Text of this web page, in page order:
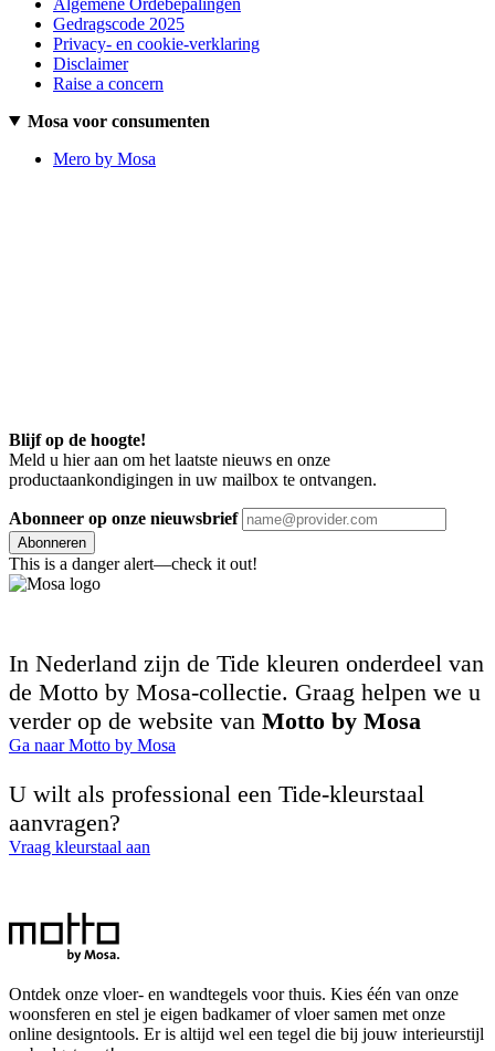
Gedragscode 2025
Privacy- en cookie-verklaring
Disclaimer
Raise a concern
Mosa voor consumenten
Mero by Mosa
Blijf op de hoogte!
Meld u hier aan om het laatste nieuws en onze
productaankondigingen in uw mailbox te ontvangen.
Abonneer op onze nieuwsbrief
Abonneren
This is a danger alert—check it out!
In Nederland zijn de Tide kleuren onderdeel van
de Motto by Mosa-collectie. Graag helpen we u
verder op de website van Motto by Mosa
Ga naar Motto by Mosa
U wilt als professional een Tide-kleurstaal
aanvragen?
Vraag kleurstaal aan
Ontdek onze vloer- en wandtegels voor thuis. Kies één van onze
woonsferen en stel je eigen badkamer of vloer samen met onze
online designtools. Er is altijd wel een tegel die bij jouw interieurstijl